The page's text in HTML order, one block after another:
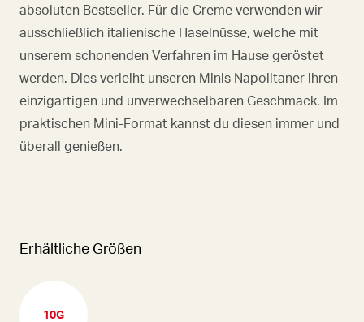
absoluten Bestseller. Für die Creme verwenden wir
ausschließlich italienische Haselnüsse, welche mit
unserem schonenden Verfahren im Hause geröstet
werden. Dies verleiht unseren Minis Napolitaner ihren
einzigartigen und unverwechselbaren Geschmack. Im
praktischen Mini-Format kannst du diesen immer und
überall genießen.
Erhältliche Größen
10G